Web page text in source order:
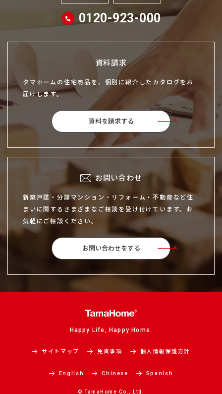
0120-923-000
資料請求
タマホームの住宅商品を、個別に紹介したカタログをお
届けします。
資料を請求する
お問い合わせ
新築戸建・分譲マンション・リフォーム・不動産など住
まいに関するさまざまなご相談を受け付けています。お
気軽にご相談ください。
お問い合わせをする
Happy Life, Happy Home.
サイトマップ 免責事項 個人情報保護方針
English Chinese Spanish
© TamaHome Co., Ltd.